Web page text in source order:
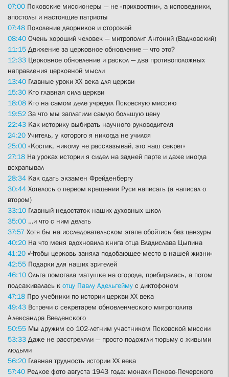
07:00 Псковские миссионеры — не «прихвостни», а исповедники,
апостолы и настоящие патриоты
07:48 Поколение дворников и сторожей
08:40 Очень хороший человек — митрополит Антоний (Вадковский)
11:15 Движение за церковное обновление — что это?
12:33 Церковное обновление и раскол — два противоположных
направления церковной мысли
13:40 Главные уроки XX века для церкви
15:30 Кто главная сила церкви
18:08 Кто на самом деле учредил Псковскую миссию
19:52 За что мы заплатили самую большую цену
22:43 Как историку выбирать научного руководителя
24:20 Учитель, у которого я никогда не учился
25:00 «Костик, никому не рассказывай, это наш секрет»
27:18 На уроках истории я сидел на задней парте и даже иногда
всхрапывал
28:34 Как сдать экзамен Фрейденбергу
30:44 Хотелось о первом крещении Руси написать (а написал о
втором)
33:10 Главный недостаток наших духовных школ
35:00 …и что с ним делать
37:57 Хотя бы на исследовательском этапе обойтись без цензуры
40:20 На что меня вдохновила книга отца Владислава Цыпина
41:20 «Чтобы церковь заняла подобающее место в нашей жизни»
42:55 Подарки для наших зрителей
46:10 Ольга помогала матушке на огороде, прибиралась, а потом
подсаживалась к отцу Павлу Адельгейму с диктофоном
47:18 Про учебники по истории церкви XX века
49:43 Встречи с секретарем обновленческого митрополита
Александра Введенского
50:55 Мы дружим со 102-летним участником Псковской миссии
53:33 Даже не расстреляли — просто подожгли тюрьму с живыми
людьми
56:20 Главная трудность истории XX века
57:40 Редкое фото августа 1943 года: монахи Псково-Печерского